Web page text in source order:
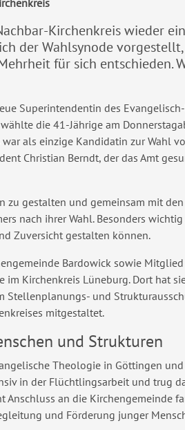
Kirchenkreis wieder
der Wahlsynode
für sich entschieden.
Superintendentin des
die 41-Jährige am
als einzige Kandidatin zur Wahl
Christian Berndt, der das Amt
zu gestalten und gemeinsam mit
nach ihrer Wahl. Besonders
Zuversicht gestalten können.
Bardowick sowie Mitglied
im Kirchenkreis Lüneburg. Dort hat
Stellenplanungs- und
mitgestaltet.
und Strukturen
Theologie in Göttingen
in der Flüchtlingsarbeit und trug
Anschluss an die Kirchengemeinde
und Förderung junger